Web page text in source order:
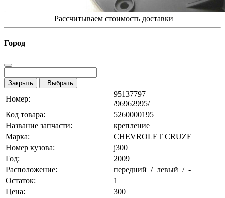
Рассчитываем стоимость доставки
Город
Закрыть Выбрать
Номер:
95137797
/96962995/
Код товара:
5260000195
Название запчасти:
крепление
Марка:
CHEVROLET CRUZE
Номер кузова:
j300
Год:
2009
Расположение:
передний / левый / -
Остаток:
1
Цена:
300